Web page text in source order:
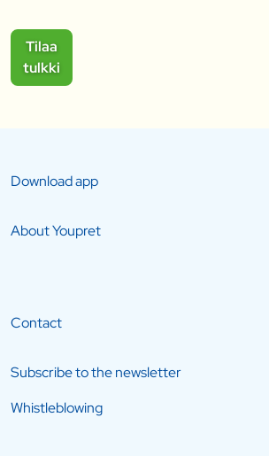
Tilaa
tulkki
Download app
About Youpret
Contact
Subscribe to the newsletter
Whistleblowing